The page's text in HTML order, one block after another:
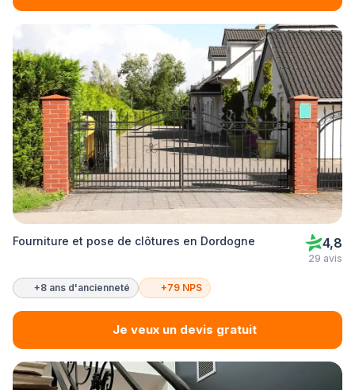
Fourniture et pose de clôtures en Dordogne 4,8
29 avis
+8 ans d'ancienneté +79 NPS
Je veux un devis gratuit